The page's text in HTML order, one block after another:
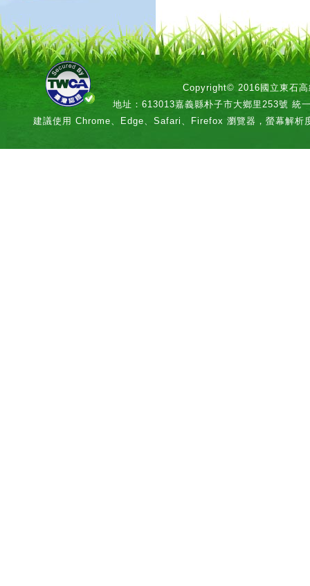
Copyright© 2016國立東石高
地址：613013嘉義縣朴子市大鄉里253號 統
建議使用 Chrome、Edge、Safari、Firefox 瀏覽器，螢幕解